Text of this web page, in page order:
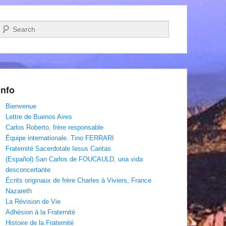
Recherche
Bienvenue
Lettre de Buenos Aires
Carlos Roberto, frère responsable
Équipe internationale. Tino FERRARI
Fraternité Sacerdotale Iesus Caritas
(Español) San Carlos de FOUCAULD, una vida
desconcertante
Écrits originaux de frère Charles à Viviers, France
Nazareth
La Révision de Vie
Adhésion à la Fraternité
Histoire de la Fraternité